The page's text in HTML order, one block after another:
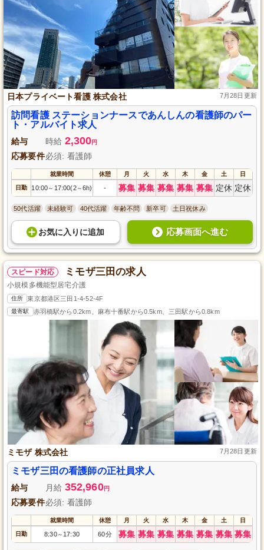
日本プライベート看護 株式会社 7月28日更新
訪問看護 ステーションナースであんしんの看護師のパー
ト・アルバイト求人
給与 時給 2,300円
応募要件必須: 看護師
就業時間 休憩 月 火 水 木 金 土 日
日勤 10:00～ 17:00(2～6h) - 募集 募集 募集 募集 募集 定休 定休
50代活躍 未経験可 40代活躍 年齢不問 新卒可 土日祝休み
お気に入り に追加 応募画面へ進む
スピード対応 ミモザ三田の求人
小規模多機能型居宅介護
住所 東京都港区三田1-4-52-4F
最寄駅 赤羽橋駅から0.2km、麻布十番駅から0.5km、三田駅から0.8km
ミモザ 株式会社 7月28日更新
ミモザ三田の看護師の正社員求人
給与 月給 352,960円
応募要件必須: 看護師
就業時間 休憩 月 火 水 木 金 土 日
日勤 8:30～ 17:30 60分 募集 募集 募集 募集 募集 募集 募集